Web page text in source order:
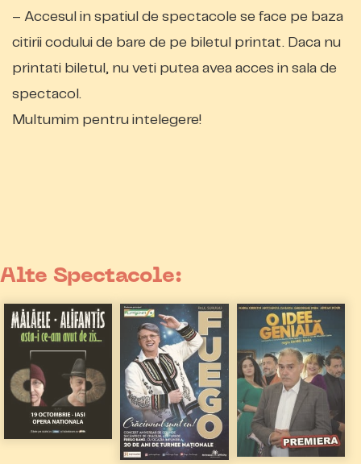
– Accesul in spatiul de spectacole se face pe baza
citirii codului de bare de pe biletul printat. Daca nu
printati biletul, nu veti putea avea acces in sala de
spectacol.
Multumim pentru intelegere!
Alte Spectacole: